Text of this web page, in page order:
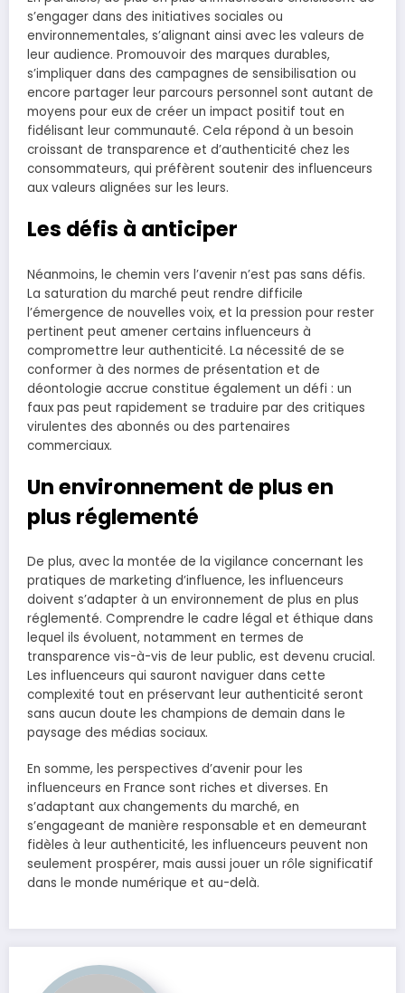
s’engager dans des initiatives sociales ou
environnementales, s’alignant ainsi avec les valeurs de
leur audience. Promouvoir des marques durables,
s’impliquer dans des campagnes de sensibilisation ou
encore partager leur parcours personnel sont autant de
moyens pour eux de créer un impact positif tout en
fidélisant leur communauté. Cela répond à un besoin
croissant de transparence et d’authenticité chez les
consommateurs, qui préfèrent soutenir des influenceurs
aux valeurs alignées sur les leurs.
Les défis à anticiper
Néanmoins, le chemin vers l’avenir n’est pas sans défis.
La saturation du marché peut rendre difficile
l’émergence de nouvelles voix, et la pression pour rester
pertinent peut amener certains influenceurs à
compromettre leur authenticité. La nécessité de se
conformer à des normes de présentation et de
déontologie accrue constitue également un défi : un
faux pas peut rapidement se traduire par des critiques
virulentes des abonnés ou des partenaires
commerciaux.
Un environnement de plus en
plus réglementé
De plus, avec la montée de la vigilance concernant les
pratiques de marketing d’influence, les influenceurs
doivent s’adapter à un environnement de plus en plus
réglementé. Comprendre le cadre légal et éthique dans
lequel ils évoluent, notamment en termes de
transparence vis-à-vis de leur public, est devenu crucial.
Les influenceurs qui sauront naviguer dans cette
complexité tout en préservant leur authenticité seront
sans aucun doute les champions de demain dans le
paysage des médias sociaux.
En somme, les perspectives d’avenir pour les
influenceurs en France sont riches et diverses. En
s’adaptant aux changements du marché, en
s’engageant de manière responsable et en demeurant
fidèles à leur authenticité, les influenceurs peuvent non
seulement prospérer, mais aussi jouer un rôle significatif
dans le monde numérique et au-delà.